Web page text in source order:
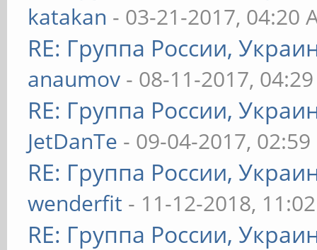
katakan - 03-21-2017, 04:20
RE: Группа России,
anaumov - 08-11-2017,
RE: Группа России,
JetDanTe - 09-04-2017, 02:59
RE: Группа России,
wenderfit - 11-12-2018,
RE: Группа России,